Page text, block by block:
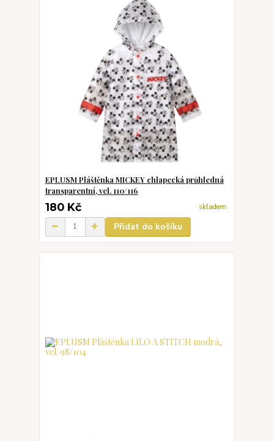
EPLUSM Pláštěnka MICKEY chlapecká průhledná
transparentní, vel. 110/116
180 Kč skladem
Přidat do košíku